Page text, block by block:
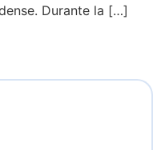
Durante la […]